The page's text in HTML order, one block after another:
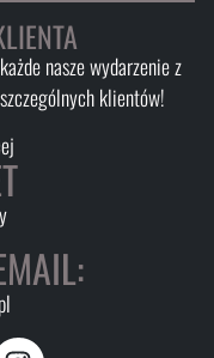
nasze wydarzenie z
klientów!